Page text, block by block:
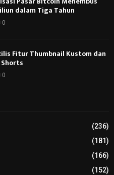
dalam Tiga Tahun
0
Fitur Thumbnail Kustom dan
0
(236)
(181)
(166)
(152)